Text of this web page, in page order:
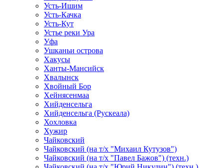
Усть-Ишим
Усть-Качка
Усть-Кут
Устье реки Ура
Уфа
Ушканьи острова
Хакусы
Ханты-Мансийск
Хвалынск
Хвойный Бор
Хейнясенмаа
Хийденсельга
Хийденсельга (Рускеала)
Хохловка
Хужир
Чайковский
Чайковский (на т/х "Михаил Кутузов")
Чайковский (на т/х "Павел Бажов") (техн.)